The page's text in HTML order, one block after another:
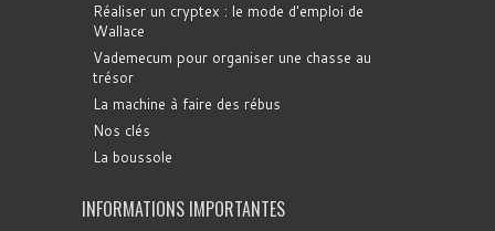
Réaliser un cryptex : le mode d'emploi de
Wallace
Vademecum pour organiser une chasse au
trésor
La machine à faire des rébus
Nos clés
La boussole
INFORMATIONS IMPORTANTES